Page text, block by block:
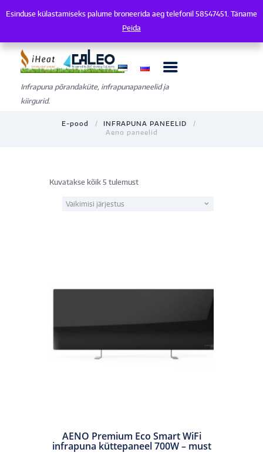
Infrapuna põrandaküte, infrapunapaneelid ja
kiirgurid.
E-pood
INFRAPUNA PANEELID
Aeno paneelid
Kuvatakse kõik 5 tulemust
AENO Premium Eco Smart WiFi
infrapuna küttepaneel 700W – must
Esinduse külastamiseks palume broneerida aeg telefonil 58547451.
Esinduse külastamiseks palume broneerida aeg telefonil 58547451. Täname
Peida